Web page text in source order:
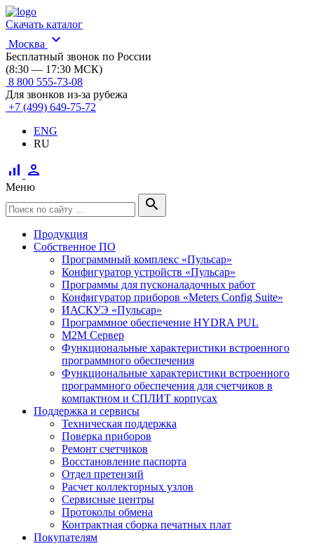
Скачать каталог
Москва
expand_more
Бесплатный звонок по России
(8:30 — 17:30 МСК)
8 800 555-73-08
Для звонков из-за рубежа
+7 (499) 649-75-72
ENG
RU
signal_cellular_alt person
Меню
search
Продукция
Собственное ПО
Программный комплекс «Пульсар»
Конфигуратор устройств «Пульсар»
Программы для пусконаладочных работ
Конфигуратор приборов «Meters Config Suite»
ИАСКУЭ «Пульсар»
Программное обеспечение HYDRA PUL
M2M Сервер
Функциональные характеристики встроенного
программного обеспечения
Функциональные характеристики встроенного
программного обеспечения для счетчиков в
компактном и СПЛИТ корпусах
Поддержка и сервисы
Техническая поддержка
Поверка приборов
Ремонт счетчиков
Восстановление паспорта
Отдел претензий
Расчет коллекторных узлов
Сервисные центры
Протоколы обмена
Контрактная сборка печатных плат
Покупателям